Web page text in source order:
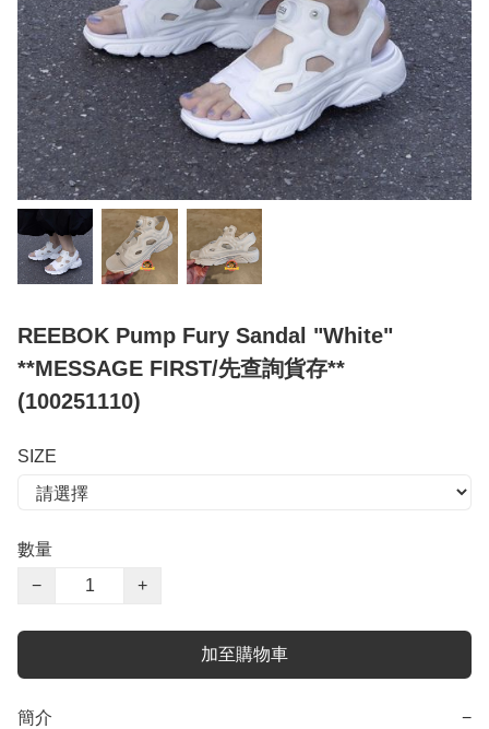
REEBOK Pump Fury Sandal "White"
**MESSAGE FIRST/先查詢貨存**
(100251110)
SIZE
數量
−
+
加至購物車
簡介 −